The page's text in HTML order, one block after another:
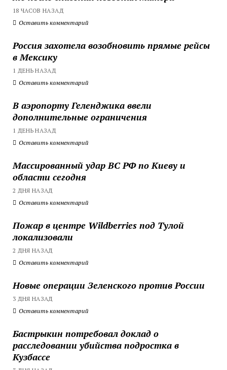
18 ЧАСОВ НАЗАД
Оставить комментарий
Россия захотела возобновить прямые рейсы
в Мексику
1 ДЕНЬ НАЗАД
Оставить комментарий
В аэропорту Геленджика ввели
дополнительные ограничения
1 ДЕНЬ НАЗАД
Оставить комментарий
Массированный удар ВС РФ по Киеву и
области сегодня
2 ДНЯ НАЗАД
Оставить комментарий
Пожар в центре Wildberries под Тулой
локализовали
2 ДНЯ НАЗАД
Оставить комментарий
Новые операции Зеленского против России
3 ДНЯ НАЗАД
Оставить комментарий
Бастрыкин потребовал доклад о
расследовании убийства подростка в
Кузбассе